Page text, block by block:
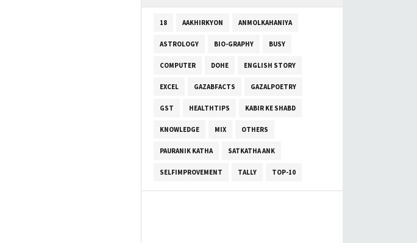
18 AAKHIRKYON ANMOLKAHANIYA
ASTROLOGY BIO-GRAPHY BUSY
COMPUTER DOHE ENGLISH STORY
EXCEL GAZABFACTS GAZALPOETRY
GST HEALTHTIPS KABIR KE SHABD
KNOWLEDGE MIX OTHERS
PAURANIK KATHA SATKATHA ANK
SELFIMPROVEMENT TALLY TOP-10